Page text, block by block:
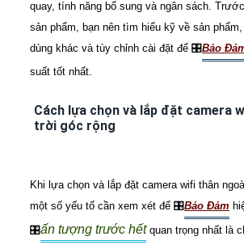
quay, tính năng bổ sung và ngân sách.
sản phẩm, bạn nên tìm hiểu kỹ về sản
dùng khác và tùy chỉnh cài đặt để 🎛Bảo
suất tốt nhất.
Cách lựa chọn và lắp đặt camera
trời góc rộng
Khi lựa chọn và lắp đặt camera wifi thân
một số yếu tố cần xem xét để 🎛Bảo Đảm
🎛ấn tượng trước hếtquan trọng nhất là